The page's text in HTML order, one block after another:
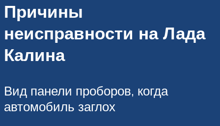
Причины
неисправности на Лада
Калина
Вид панели проборов, когда
автомобиль заглох